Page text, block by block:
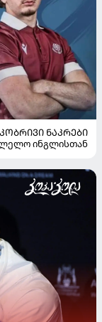
ᲜᲐᲙᲠᲔᲑᲘ
ინგლისთან